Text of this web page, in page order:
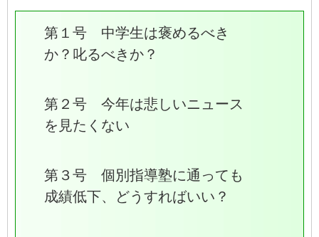
第１号 中学生は褒めるべき
か？叱るべきか？
第２号 今年は悲しいニュース
を見たくない
第３号 個別指導塾に通っても
成績低下、どうすればいい？